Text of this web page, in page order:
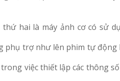
thứ hai là máy ảnh cơ có sử
phụ trợ như lên phim tự động
việc thiết lập các thông